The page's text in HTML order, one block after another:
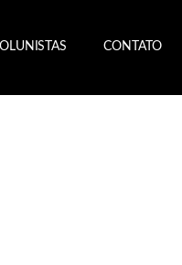
CONTATO